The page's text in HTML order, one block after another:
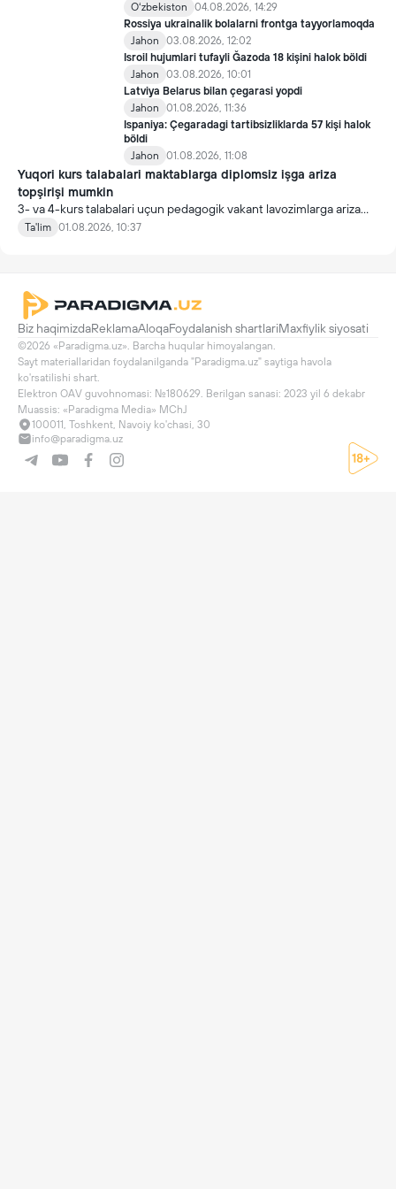
Oʻzbekiston
04.08.2026, 14:29
Rossiya ukrainalik bolalarni frontga tayyorlamoqda
Jahon
03.08.2026, 12:02
Isroil hujumlari tufayli Ğazoda 18 kişini halok böldi
Jahon
03.08.2026, 10:01
Latviya Belarus bilan çegarasi yopdi
Jahon
01.08.2026, 11:36
Ispaniya: Çegaradagi tartibsizliklarda 57 kişi halok
böldi
Jahon
01.08.2026, 11:08
Yuqori kurs talabalari maktablarga diplomsiz işga ariza
topşirişi mumkin
3- va 4-kurs talabalari uçun pedagogik vakant lavozimlarga ariza
topşirish yanada soddalaştirildi.
Ta'lim 01.08.2026, 10:37
Biz haqimizdaReklamaAloqaFoydalanish shartlariMaxfiylik siyosati
©2026 «Paradigma.uz». Barcha huqular himoyalangan.
Sayt materiallaridan foydalanilganda "Paradigma.uz" saytiga havola
ko'rsatilishi shart.
Elektron OAV guvohnomasi: №180629. Berilgan sanasi: 2023 yil 6 dekabr
Muassis: «Paradigma Media» MChJ
100011, Toshkent, Navoiy ko'chasi, 30
info@paradigma.uz